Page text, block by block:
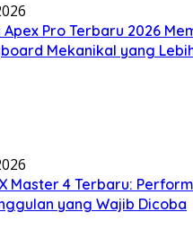
Pro Terbaru 2026
Mekanikal yang
Master 4 Terbaru:
yang Wajib Dicoba